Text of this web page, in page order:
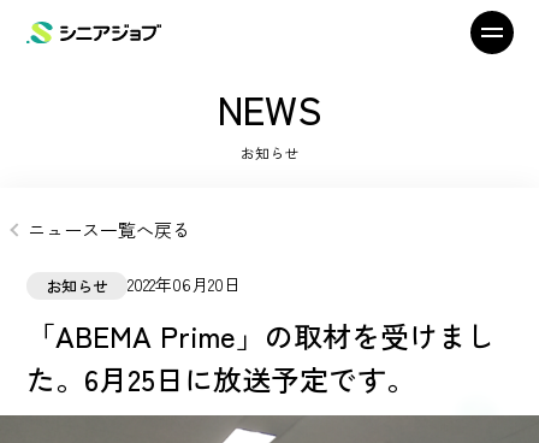
NEWS
お知らせ
ニュース一覧へ戻る
お知らせ 2022年06月20日
「ABEMA Prime」の取材を受けまし
た。6月25日に放送予定です。